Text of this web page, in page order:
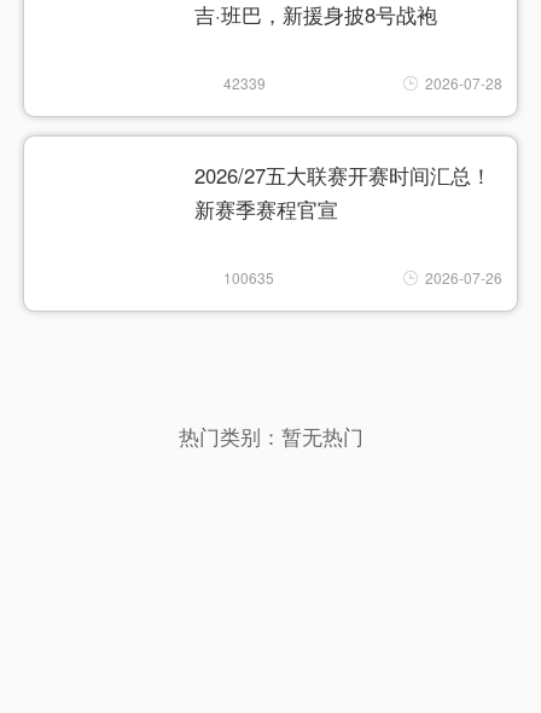
吉·班巴，新援身披8号战袍
42339 2026-07-28
2026/27五大联赛开赛时间汇总！
新赛季赛程官宣
100635 2026-07-26
热门类别： 暂无热门